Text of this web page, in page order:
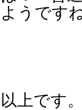
ようですね
以上です。